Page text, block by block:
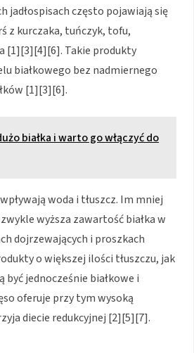
jadłospisach często pojawiają się
z kurczaka, tuńczyk, tofu,
[1][3][4][6]. Takie produkty
białkowego bez nadmiernego
[1][3][6].
białka i warto go włączyć do
woda i tłuszcz. Im mniej
wyższa zawartość białka w
dojrzewających i proszkach
o większej ilości tłuszczu, jak
być jednocześnie białkowe i
oferuje przy tym wysoką
diecie redukcyjnej [2][5][7].